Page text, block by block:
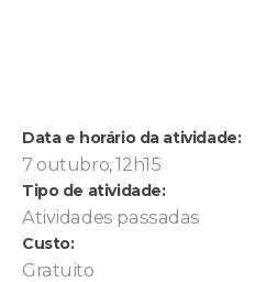
Data e horário da atividade:
7 outubro, 12h15
Tipo de atividade:
Atividades passadas
Custo:
Gratuito